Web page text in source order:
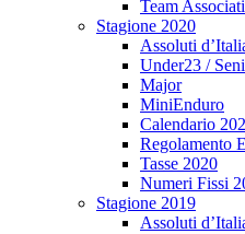
Team Associati
Stagione 2020
Assoluti
Under23 /
Major
MiniEnduro
Calendario
Regolamento
Tasse 2020
Numeri Fissi
Stagione 2019
Assoluti